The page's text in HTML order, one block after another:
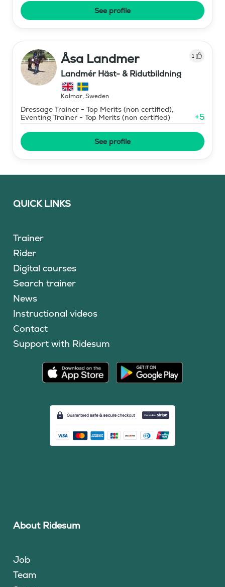
See profile
Åsa Landmer 1
Landmér Häst- & Ridutbildning
Kalmar, Sweden
Dressage Trainer - Top Merits (non certified),
Eventing Trainer - Top Merits (non certified)
+5
See profile
QUICK LINKS
Trainer
Rider
Digital courses
Search trainer
News
Instructional videos
Contact
Support with Ridesum
About Ridesum
Job
Team